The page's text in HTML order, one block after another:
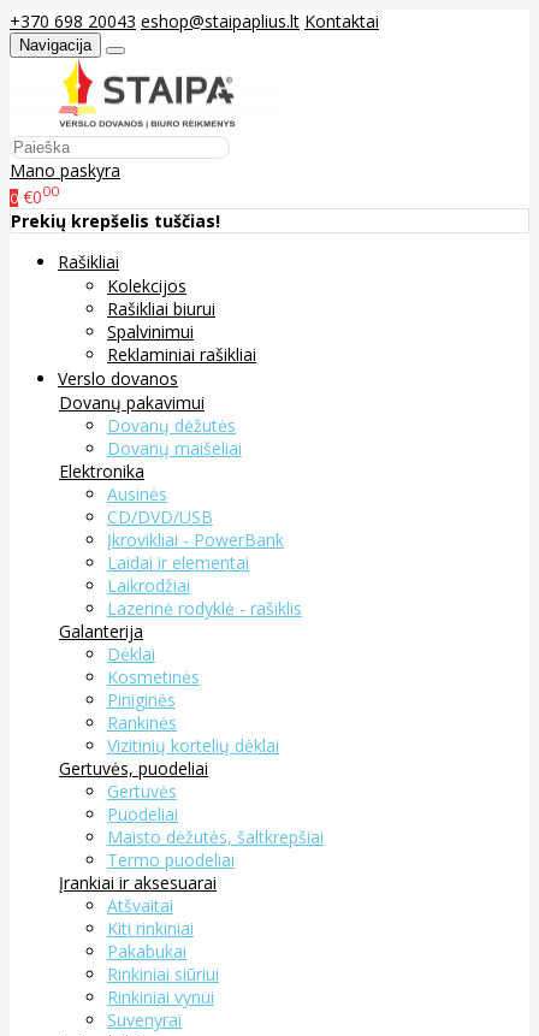
+370 698 20043 eshop@staipaplius.lt Kontaktai
Navigacija
Mano paskyra
0 €000
Prekių krepšelis tuščias!
Rašikliai
Kolekcijos
Rašikliai biurui
Spalvinimui
Reklaminiai rašikliai
Verslo dovanos
Dovanų pakavimui
Dovanų dėžutės
Dovanų maišeliai
Elektronika
Ausinės
CD/DVD/USB
Įkrovikliai - PowerBank
Laidai ir elementai
Laikrodžiai
Lazerinė rodyklė - rašiklis
Galanterija
Dėklai
Kosmetinės
Piniginės
Rankinės
Vizitinių kortelių dėklai
Gertuvės, puodeliai
Gertuvės
Puodeliai
Maisto dėžutės, šaltkrepšiai
Termo puodeliai
Įrankiai ir aksesuarai
Atšvaitai
Kiti rinkiniai
Pakabukai
Rinkiniai siūriui
Rinkiniai vynui
Suvenyrai